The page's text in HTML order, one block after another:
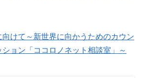
向けて～新世界に向かうためのカウン
ョン「ココロノネット相談室」～